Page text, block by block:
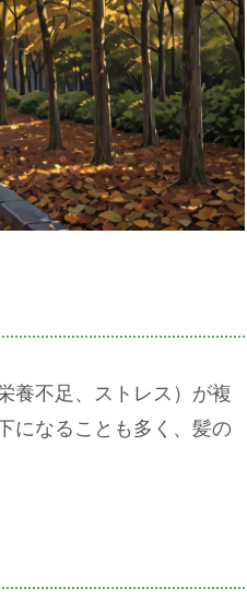
養不足、ストレス）が複
になることも多く、髪の